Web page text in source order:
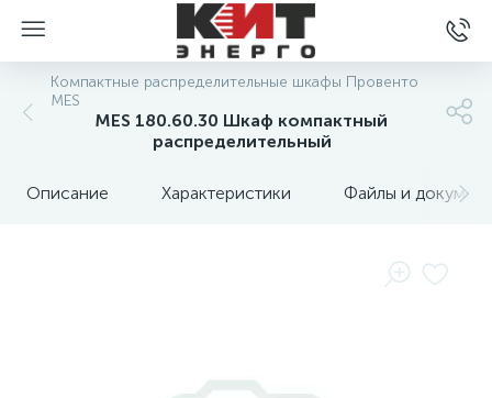
Компактные распределительные шкафы Провенто
MES
MES 180.60.30 Шкаф компактный
распределительный
Описание Характеристики Файлы и